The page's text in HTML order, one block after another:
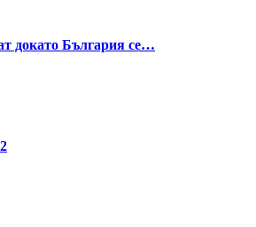
докато България се…